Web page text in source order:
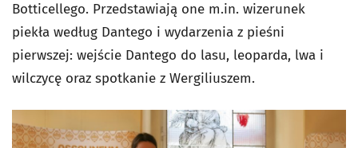
Botticellego. Przedstawiają one m.in. wizerunek
piekła według Dantego i wydarzenia z pieśni
pierwszej: wejście Dantego do lasu, leoparda, lwa i
wilczycę oraz spotkanie z Wergiliuszem.